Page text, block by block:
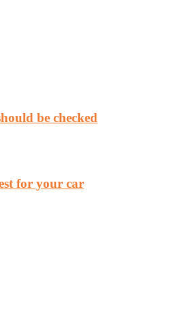
be checked
for your car